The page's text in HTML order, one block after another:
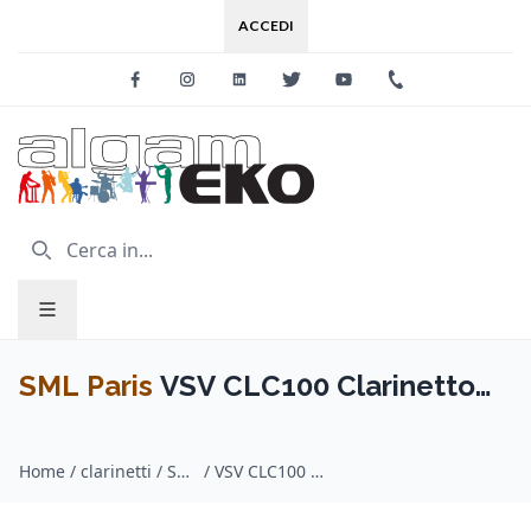
ACCEDI
FacebookInstagramLinkedinTwitter Youtube
SML Paris VSV CLC100 Clarinetto
Home / clarinetti / SML Paris / VSV CLC100 Clarinetto PrimeDo Student